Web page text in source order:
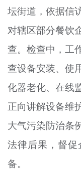
未成年人思想道
榜样人物
身边好人
文明评论
北京宣传文化引
宣传思想文化人
专题
坛街道，依据信
对辖区部分餐饮
查。检查中，工
查设备安装、使
化器老化、在线
正向讲解设备维
大气污染防治条
法律后果，督
备。